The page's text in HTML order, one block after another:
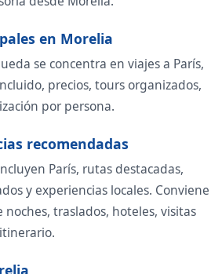
en Morelia
se concentra en viajes a París,
precios, tours organizados,
por persona.
recomendadas
París, rutas destacadas,
y experiencias locales. Conviene
traslados, hoteles, visitas